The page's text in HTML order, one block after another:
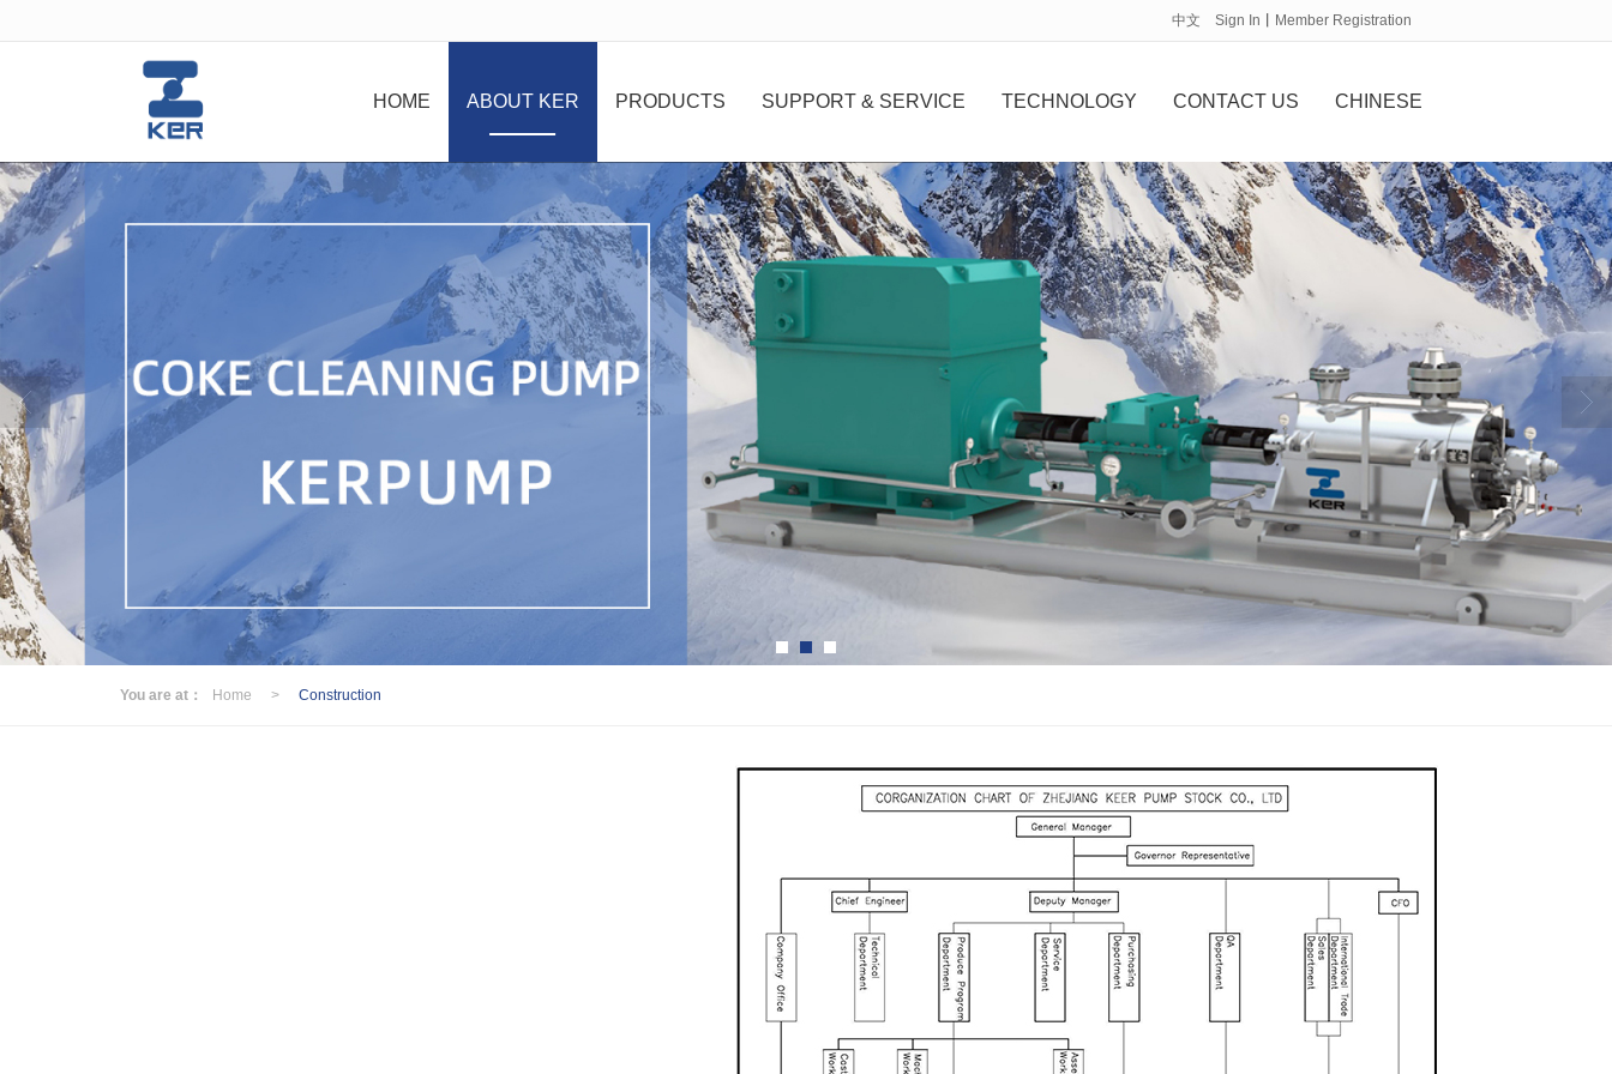
中文 Sign In Member Registration
HOME ABOUT KER PRODUCTS SUPPORT & SERVICE TECHNOLOGY CONTACT US CHINESE
You are at： Home > Construction